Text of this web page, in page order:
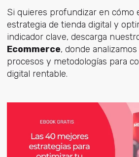
Si quieres profundizar en cómo
estrategia de tienda digital y
indicador clave, descarga
Ecommerce, donde
procesos y metodologías para
digital rentable.